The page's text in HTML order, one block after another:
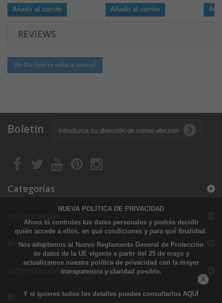
Añadir al carrito Añadir al carrito
REVIEWS
Be the first to write a review!
Boletín
Categorías
Información
Mi cuenta
Información sobre la tienda
NUEVA POLÍTICA DE PRIVACIDAD
Ahora tú controlas tus datos personales y podrás decidir
quién accede a ellos, en qué condiciones y para qué finalidad.
Nos adaptamos al Nuevo Reglamento General de Protección
de datos de la UE vigente a partir del 25 de mayo y
actualizamos nuestra política de privacidad con la mayor
transparencia y claridad posible.
Y si quieres todos los detalles puedes consultarlos AQUÍ
X